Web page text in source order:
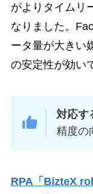
がよりタイムリ
なりました。
ータ量が大きい
の安定性が効い
対応す
精度の
RPA「BizteX